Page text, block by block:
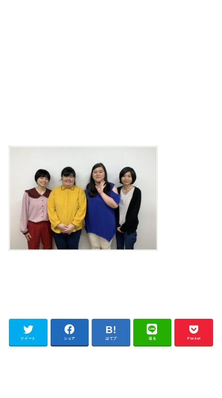
ツイート シェア はてブ 送る Pocket